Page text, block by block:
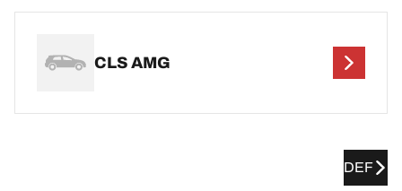
CLS AMG
DEF